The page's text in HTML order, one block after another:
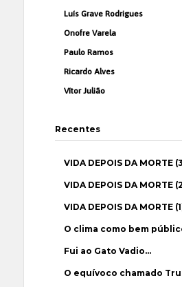
Luís Grave Rodrigues
Onofre Varela
Paulo Ramos
Ricardo Alves
Vítor Julião
Recentes
VIDA DEPOIS DA MORTE
VIDA DEPOIS DA MORTE
VIDA DEPOIS DA MORTE
O clima como bem
Fui ao Gato Vadio…
O equívoco chamado